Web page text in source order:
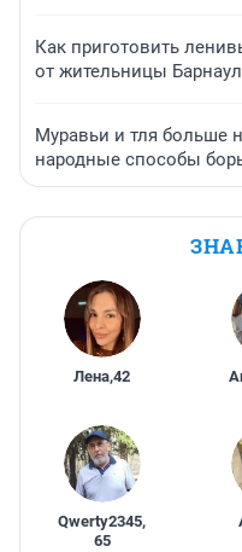
Как приготовить
от жительницы
Муравьи и тля больше
народные способы
Лена,42
Qwerty2345,
65